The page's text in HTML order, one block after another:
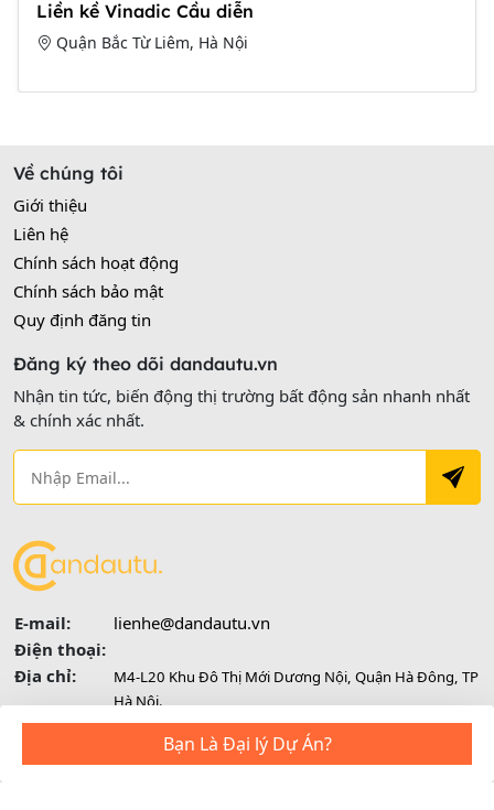
Liền kề Vinadic Cầu diễn
Quận Bắc Từ Liêm, Hà Nội
Bạn Là Đại lý Dự Án?
Về chúng tôi
Giới thiệu
Liên hệ
Chính sách hoạt động
Chính sách bảo mật
Quy định đăng tin
Đăng ký theo dõi dandautu.vn
Nhận tin tức, biến động thị trường bất động sản nhanh nhất
& chính xác nhất.
E-mail:
lienhe@dandautu.vn
Điện thoại:
Địa chỉ:
M4-L20 Khu Đô Thị Mới Dương Nội, Quận Hà Đông, TP
Hà Nội.
Social: